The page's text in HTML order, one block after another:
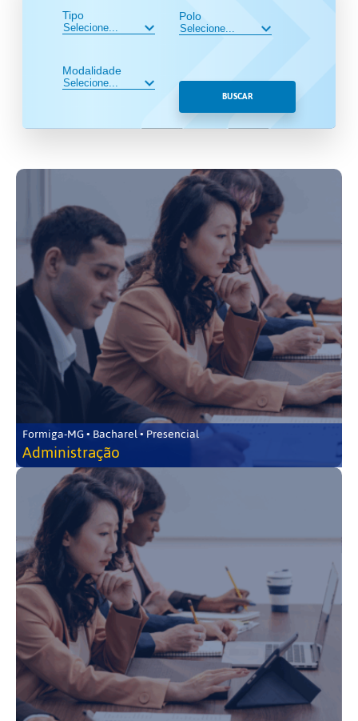
Tipo
Modalidade
Polo
BUSCAR
Formiga-MG • Bacharel • Presencial
Administração